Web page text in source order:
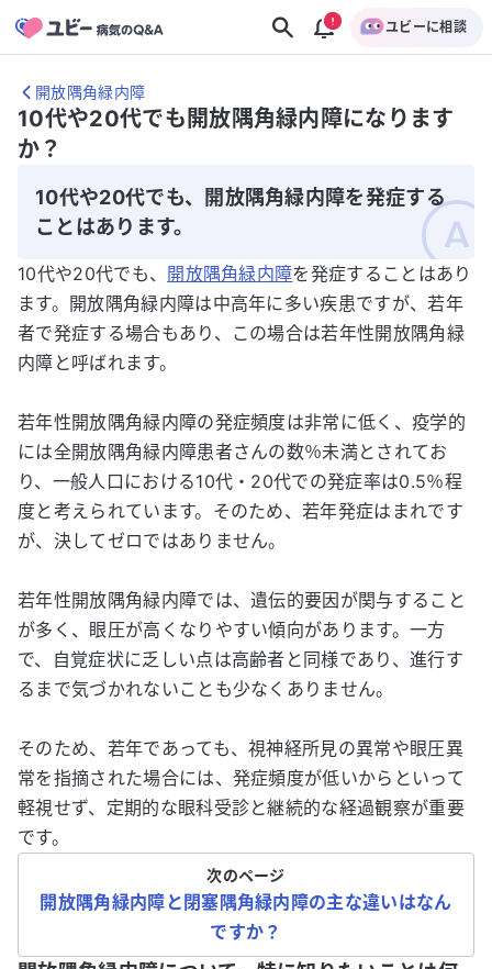
ユビーに相談
開放隅角緑内障
10代や20代でも開放隅角緑内障になります
か？
10代や20代でも、開放隅角緑内障を発症する
ことはあります。
10代や20代でも、 開放隅角緑内障を発症することはあり
ます。開放隅角緑内障は中高年に多い疾患ですが、若年
者で発症する場合もあり、この場合は若年性開放隅角緑
内障と呼ばれます。
若年性開放隅角緑内障の発症頻度は非常に低く、疫学的
には全開放隅角緑内障患者さんの数％未満とされてお
り、一般人口における10代・20代での発症率は0.5％程
度と考えられています。そのため、若年発症はまれです
が、決してゼロではありません。
若年性開放隅角緑内障では、遺伝的要因が関与すること
が多く、眼圧が高くなりやすい傾向があります。一方
で、自覚症状に乏しい点は高齢者と同様であり、進行す
るまで気づかれないことも少なくありません。
そのため、若年であっても、視神経所見の異常や眼圧異
常を指摘された場合には、発症頻度が低いからといって
軽視せず、定期的な眼科受診と継続的な経過観察が重要
です。
次のページ
開放隅角緑内障と閉塞隅角緑内障の主な違いはなん
ですか？